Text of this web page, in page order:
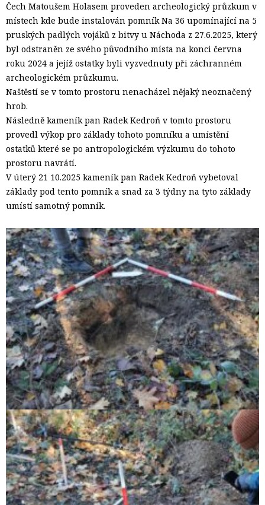
Čech Matoušem Holasem proveden archeologický průzkum v
místech kde bude instalován pomník Na 36 upomínající na 5
pruských padlých vojáků z bitvy u Náchoda z 27.6.2025, který
byl odstraněn ze svého původního místa na konci června
roku 2024 a jejíž ostatky byli vyzvednuty při záchranném
archeologickém průzkumu.
Naštěstí se v tomto prostoru nenacházel nějaký neoznačený
hrob.
Následně kameník pan Radek Kedroň v tomto prostoru
provedl výkop pro základy tohoto pomníku a umístění
ostatků které se po antropologickém výzkumu do tohoto
prostoru navrátí.
V úterý 21 10.2025 kameník pan Radek Kedroň vybetoval
základy pod tento pomník a snad za 3 týdny na tyto základy
umístí samotný pomník.